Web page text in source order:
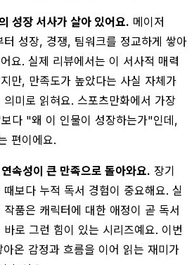
성장 서사가 살아 있어요. 메이저
성장, 경쟁, 팀워크를 정교하게 쌓아
요. 실제 리뷰에서는 이 서사적 매력
만, 만족도가 높았다는 사실 자체가
미로 읽혀요. 스포츠만화에서 가장
다 "왜 이 인물이 성장하는가"인데,
편이에요.
속성이 큰 만족으로 돌아와요. 장기
보다 누적 독서 경험이 중요해요. 실
품은 캐릭터에 대한 애정이 곧 독서
로 그런 힘이 있는 시리즈예요. 이번
온 감정과 흐름을 이어 읽는 재미가